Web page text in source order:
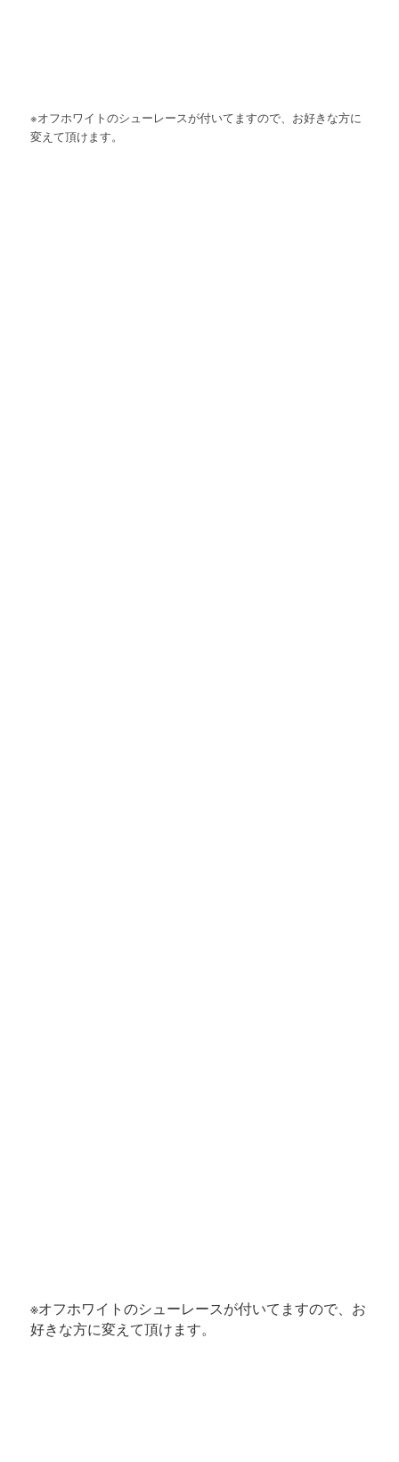
※オフホワイトのシューレースが付いてますので、お好きな方に
変えて頂けます。
※オフホワイトのシューレースが付いてますので、お
好きな方に変えて頂けます。